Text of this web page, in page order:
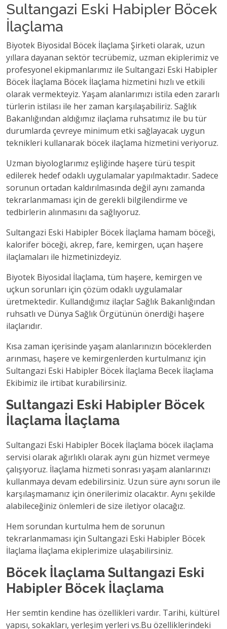
Sultangazi Eski Habipler Böcek
İlaçlama
Biyotek Biyosidal Böcek İlaçlama Şirketi olarak, uzun
yıllara dayanan sektör tecrübemiz, uzman ekiplerimiz ve
profesyonel ekipmanlarımız ile Sultangazi Eski Habipler
Böcek İlaçlama Böcek İlaçlama hizmetini hızlı ve etkili
olarak vermekteyiz. Yaşam alanlarımızı istila eden zararlı
türlerin istilası ile her zaman karşılaşabiliriz. Sağlık
Bakanlığından aldığımız ilaçlama ruhsatımız ile bu tür
durumlarda çevreye minimum etki sağlayacak uygun
teknikleri kullanarak böcek ilaçlama hizmetini veriyoruz.
Uzman biyologlarımız eşliğinde haşere türü tespit
edilerek hedef odaklı uygulamalar yapılmaktadır. Sadece
sorunun ortadan kaldırılmasında değil aynı zamanda
tekrarlanmaması için de gerekli bilgilendirme ve
tedbirlerin alınmasını da sağlıyoruz.
Sultangazi Eski Habipler Böcek İlaçlama hamam böceği,
kalorifer böceği, akrep, fare, kemirgen, uçan haşere
ilaçlamaları ile hizmetinizdeyiz.
Biyotek Biyosidal İlaçlama, tüm haşere, kemirgen ve
uçkun sorunları için çözüm odaklı uygulamalar
üretmektedir. Kullandığımız ilaçlar Sağlık Bakanlığından
ruhsatlı ve Dünya Sağlık Örgütünün önerdiği haşere
ilaçlarıdır.
Kısa zaman içerisinde yaşam alanlarınızın böceklerden
arınması, haşere ve kemirgenlerden kurtulmanız için
Sultangazi Eski Habipler Böcek İlaçlama Becek İlaçlama
Ekibimiz ile irtibat kurabilirsiniz.
Sultangazi Eski Habipler Böcek
İlaçlama İlaçlama
Sultangazi Eski Habipler Böcek İlaçlama böcek ilaçlama
servisi olarak ağırlıklı olarak aynı gün hizmet vermeye
çalışıyoruz. İlaçlama hizmeti sonrası yaşam alanlarınızı
kullanmaya devam edebilirsiniz. Uzun süre aynı sorun ile
karşılaşmamanız için önerilerimiz olacaktır. Aynı şekilde
alabileceğiniz önlemleri de size iletiyor olacağız.
Hem sorundan kurtulma hem de sorunun
tekrarlanmaması için Sultangazi Eski Habipler Böcek
İlaçlama İlaçlama ekiplerimize ulaşabilirsiniz.
Böcek İlaçlama Sultangazi Eski
Habipler Böcek İlaçlama
Her semtin kendine has özellikleri vardır. Tarihi, kültürel
yapısı, sokakları, yerleşim yerleri vs.Bu özelliklerindeki